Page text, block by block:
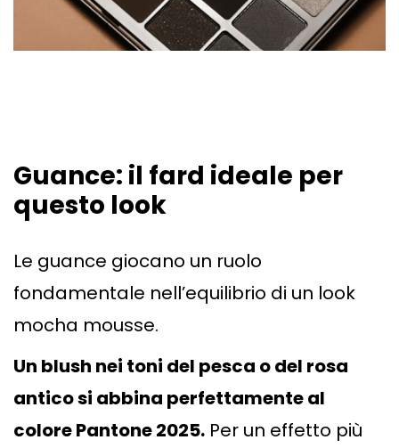
Guance: il fard ideale per
questo look
Le guance giocano un ruolo
fondamentale nell’equilibrio di un look
mocha mousse.
Un blush nei toni del pesca o del rosa
antico si abbina perfettamente al
colore Pantone 2025. Per un effetto più